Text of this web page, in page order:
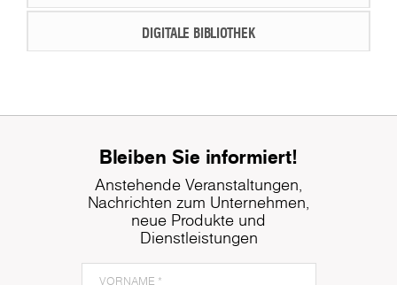
DIGITALE BIBLIOTHEK
Bleiben Sie informiert!
Anstehende Veranstaltungen,
Nachrichten zum Unternehmen,
neue Produkte und
Dienstleistungen